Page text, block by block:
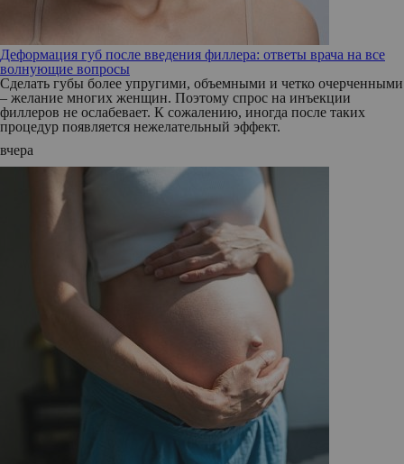
Деформация губ после введения филлера: ответы врача на все
волнующие вопросы
Сделать губы более упругими, объемными и четко очерченными
– желание многих женщин. Поэтому спрос на инъекции
филлеров не ослабевает. К сожалению, иногда после таких
процедур появляется нежелательный эффект.
вчера